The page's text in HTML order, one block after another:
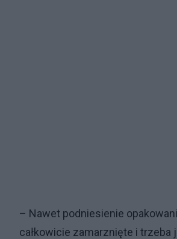
– Nawet podniesienie
całkowicie zamarznięte i trzeba